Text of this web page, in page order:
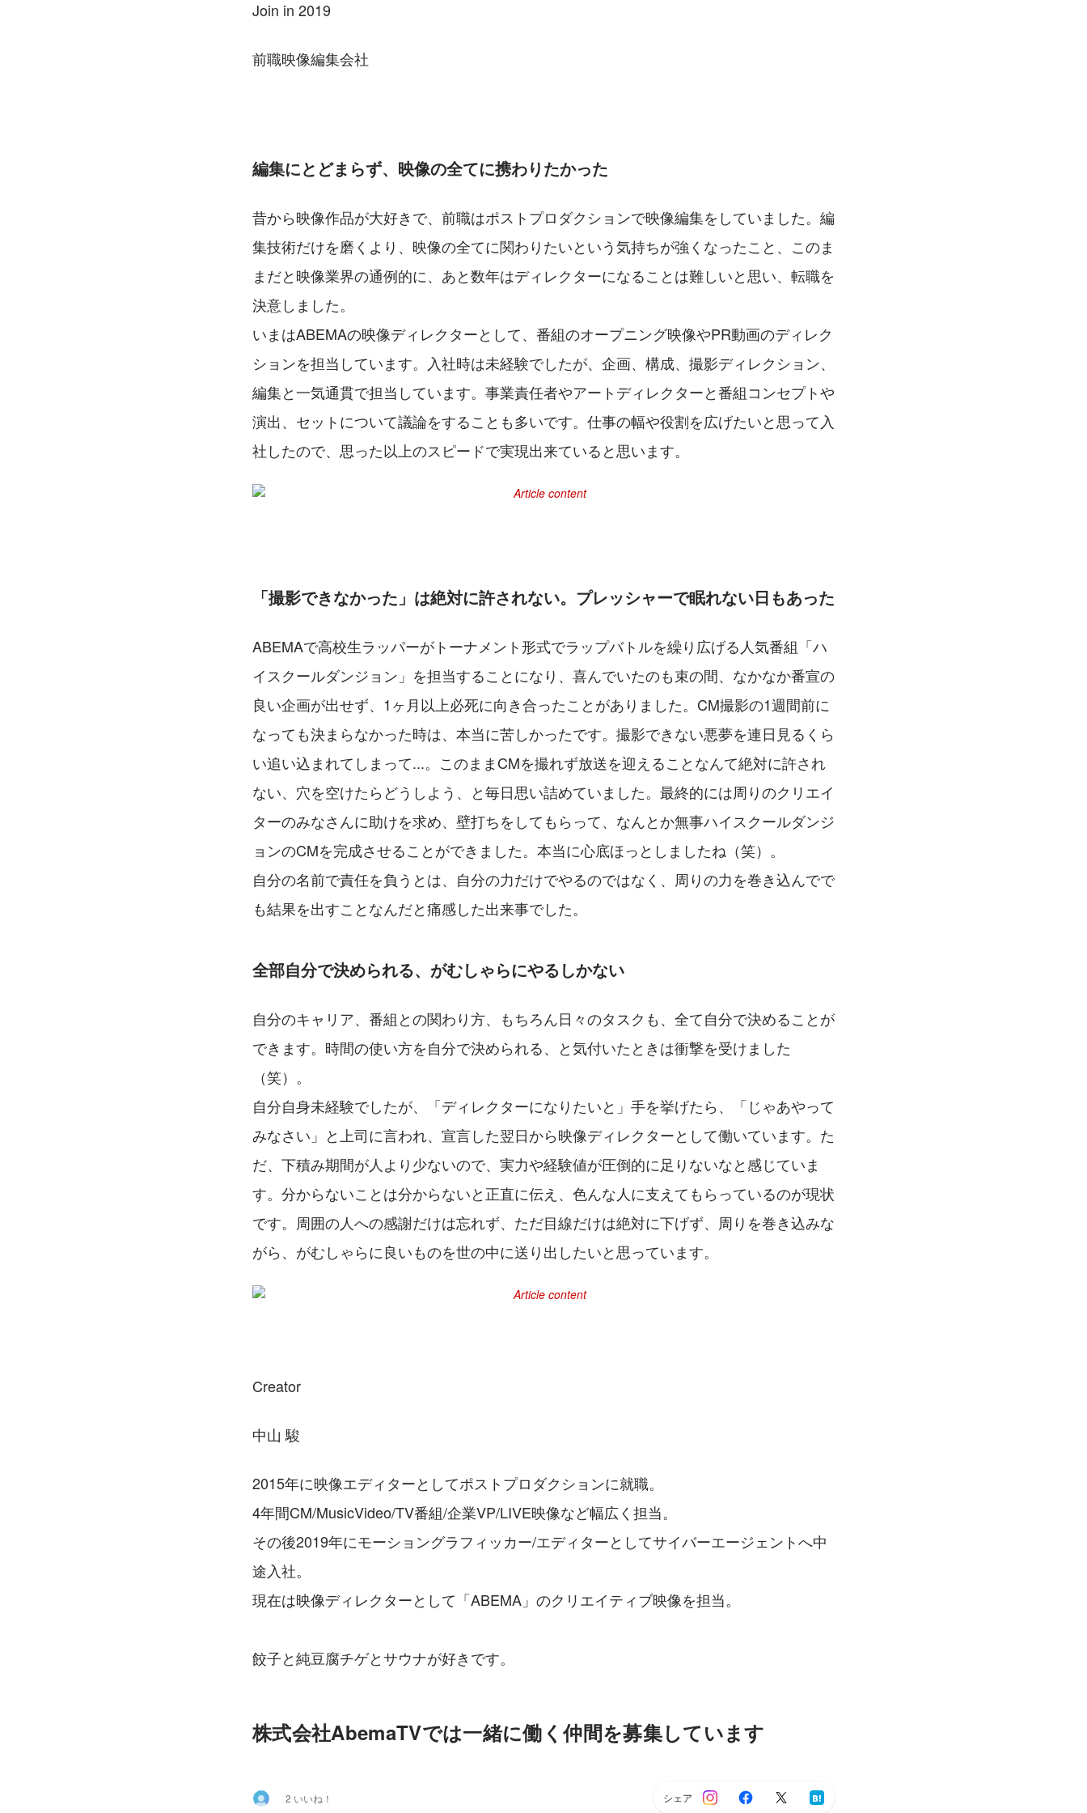
Join in 2019
前職映像編集会社
編集にとどまらず、映像の全てに携わりたかった
昔から映像作品が大好きで、前職はポストプロダクションで映像編集をしていました。編
集技術だけを磨くより、映像の全てに関わりたいという気持ちが強くなったこと、このま
まだと映像業界の通例的に、あと数年はディレクターになることは難しいと思い、転職を
決意しました。
いまはABEMAの映像ディレクターとして、番組のオープニング映像やPR動画のディレク
ションを担当しています。入社時は未経験でしたが、企画、構成、撮影ディレクション、
編集と一気通貫で担当しています。事業責任者やアートディレクターと番組コンセプトや
演出、セットについて議論をすることも多いです。仕事の幅や役割を広げたいと思って入
社したので、思った以上のスピードで実現出来ていると思います。
「撮影できなかった」は絶対に許されない。プレッシャーで眠れない日もあった
ABEMAで高校生ラッパーがトーナメント形式でラップバトルを繰り広げる人気番組「ハ
イスクールダンジョン」を担当することになり、喜んでいたのも束の間、なかなか番宣の
良い企画が出せず、1ヶ月以上必死に向き合ったことがありました。CM撮影の1週間前に
なっても決まらなかった時は、本当に苦しかったです。撮影できない悪夢を連日見るくら
い追い込まれてしまって...。このままCMを撮れず放送を迎えることなんて絶対に許され
ない、穴を空けたらどうしよう、と毎日思い詰めていました。最終的には周りのクリエイ
ターのみなさんに助けを求め、壁打ちをしてもらって、なんとか無事ハイスクールダンジ
ョンのCMを完成させることができました。本当に心底ほっとしましたね（笑）。
自分の名前で責任を負うとは、自分の力だけでやるのではなく、周りの力を巻き込んでで
も結果を出すことなんだと痛感した出来事でした。
全部自分で決められる、がむしゃらにやるしかない
自分のキャリア、番組との関わり方、もちろん日々のタスクも、全て自分で決めることが
できます。時間の使い方を自分で決められる、と気付いたときは衝撃を受けました
（笑）。
自分自身未経験でしたが、「ディレクターになりたいと」手を挙げたら、「じゃあやって
みなさい」と上司に言われ、宣言した翌日から映像ディレクターとして働いています。た
だ、下積み期間が人より少ないので、実力や経験値が圧倒的に足りないなと感じていま
す。分からないことは分からないと正直に伝え、色んな人に支えてもらっているのが現状
です。周囲の人への感謝だけは忘れず、ただ目線だけは絶対に下げず、周りを巻き込みな
がら、がむしゃらに良いものを世の中に送り出したいと思っています。
Creator
中山 駿
2015年に映像エディターとしてポストプロダクションに就職。
4年間CM/MusicVideo/TV番組/企業VP/LIVE映像など幅広く担当。
その後2019年にモーショングラフィッカー/エディターとしてサイバーエージェントへ中
途入社。
現在は映像ディレクターとして「ABEMA」のクリエイティブ映像を担当。
餃子と純豆腐チゲとサウナが好きです。
株式会社AbemaTVでは一緒に働く仲間を募集しています
2 いいね！ シェア